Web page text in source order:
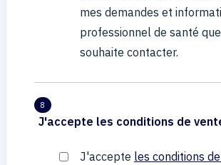
mes demandes et
professionnel de santé
souhaite contacter.
8
J'accepte les conditions de
J'accepte les conditions